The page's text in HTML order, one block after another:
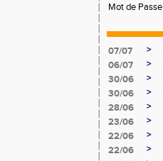
Mot de Passe
07/07 >
06/07
>
30/06
>
30/06
>
28/06
>
23/06
>
22/06
>
22/06
>